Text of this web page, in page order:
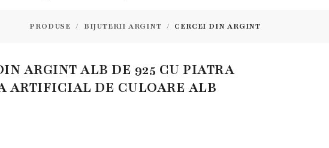
PRODUSE BIJUTERII ARGINT CERCEI DIN ARGINT
ARGINT ALB DE 925 CU PIATRA
ARTIFICIAL DE CULOARE ALB